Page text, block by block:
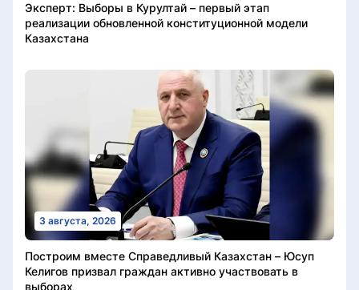
Эксперт: Выборы в Курултай – первый этап
реализации обновленной конституционной модели
Казахстана
3 августа, 2026
Построим вместе Справедливый Казахстан – Юсуп
Келигов призвал граждан активно участвовать в
выборах